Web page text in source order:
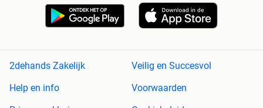
2dehands Zakelijk
Veilig en Succesvol
Help en info
Voorwaarden